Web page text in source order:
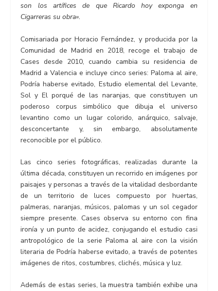
son los artífices de que Ricardo hoy exponga en
Cigarreras su obra».
Comisariada por Horacio Fernández, y producida por la
Comunidad de Madrid en 2018, recoge el trabajo de
Cases desde 2010, cuando cambia su residencia de
Madrid a Valencia e incluye cinco series: Paloma al aire,
Podría haberse evitado, Estudio elemental del Levante,
Sol y El porqué de las naranjas, que constituyen un
poderoso corpus simbólico que dibuja el universo
levantino como un lugar colorido, anárquico, salvaje,
desconcertante y, sin embargo, absolutamente
reconocible por el público.
Las cinco series fotográficas, realizadas durante la
última década, constituyen un recorrido en imágenes por
paisajes y personas a través de la vitalidad desbordante
de un territorio de luces compuesto por huertas,
palmeras, naranjas, músicos, palomas y un sol cegador
siempre presente. Cases observa su entorno con fina
ironía y un punto de acidez, conjugando el estudio casi
antropológico de la serie Paloma al aire con la visión
literaria de Podría haberse evitado, a través de potentes
imágenes de ritos, costumbres, clichés, música y luz.
Además de estas series, la muestra también exhibe una